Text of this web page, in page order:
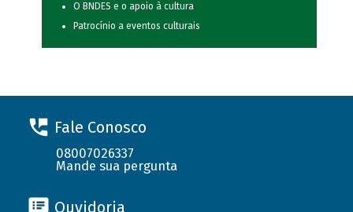
O BNDES e o apoio à cultura
Patrocínio a eventos culturais
Fale Conosco
08007026337
Mande sua pergunta
Ouvidoria